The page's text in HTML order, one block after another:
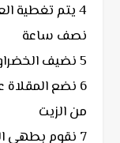
4 يتم تغطية
نصف ساعة
5 نضيف الخضراوات حسم اختياركم
6 نضع
من الزيت
7 نقوم بطهي